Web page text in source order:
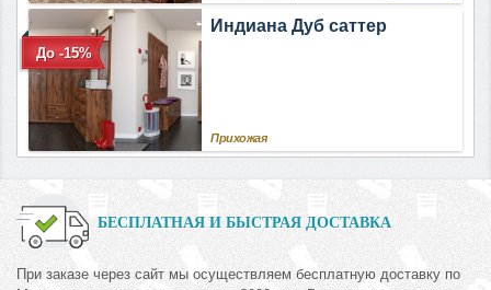
До -15%
Индиана Дуб саттер
Прихожая
БЕСПЛАТНАЯ И БЫСТРАЯ ДОСТАВКА
При заказе через сайт мы осуществляем бесплатную доставку по